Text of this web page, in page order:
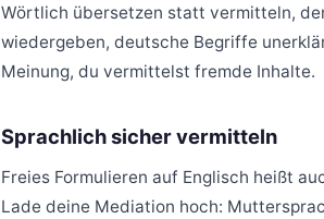
Wörtlich übersetzen statt vermitteln,
wiedergeben, deutsche Begriffe
Meinung, du vermittelst fremde Inhalte.
Sprachlich sicher vermitteln
Freies Formulieren auf Englisch heißt
Lade deine Mediation hoch: